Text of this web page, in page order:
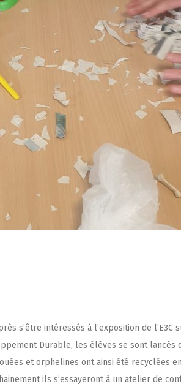
s’être intéressés à l’exposition de l’E3C
Durable, les élèves se sont lancés
et orphelines ont ainsi été recyclées en
ils s’essayeront à un atelier de